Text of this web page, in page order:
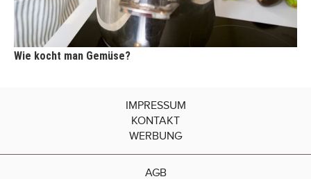
Wie kocht man Gemüse?
IMPRESSUM
KONTAKT
WERBUNG
AGB